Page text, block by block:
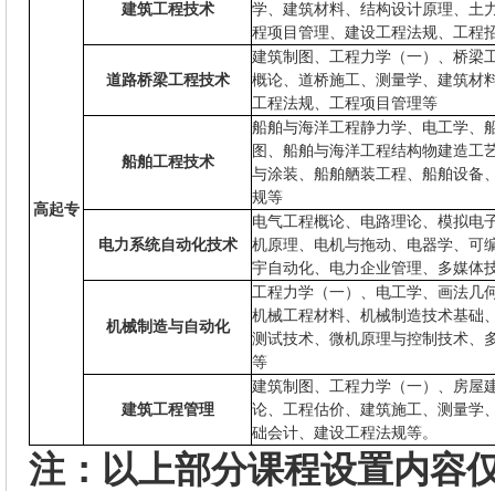
高起专
建筑工程技术
学、建筑材料、结构设计原理、土
程项目管理、建设工程法规、工程
道路桥梁工程技术
建筑制图、工程力学（一）、桥梁
概论、道桥施工、测量学、建筑材
工程法规、工程项目管理等
船舶工程技术
船舶与海洋工程静力学、电工学、
图、船舶与海洋工程结构物建造工
与涂装、船舶舾装工程、船舶设备
规等
电力系统自动化技术
电气工程概论、电路理论、模拟电
机原理、电机与拖动、电器学、可
宇自动化、电力企业管理、多媒体
机械制造与自动化
工程力学（一）、电工学、画法几
机械工程材料、机械制造技术基础
测试技术、微机原理与控制技术、
等
建筑工程管理
建筑制图、工程力学（一）、房屋
论、工程估价、建筑施工、测量学
础会计、建设工程法规等。
注：以上部分课程设置内容